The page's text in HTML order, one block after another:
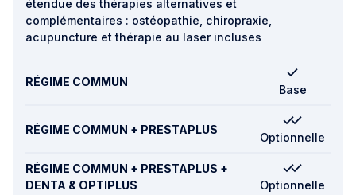
étendue des thérapies alternatives et
complémentaires : ostéopathie, chiropraxie,
acupuncture et thérapie au laser incluses
RÉGIME COMMUN
Base
RÉGIME COMMUN + PRESTAPLUS
Optionnelle
RÉGIME COMMUN + PRESTAPLUS +
DENTA & OPTIPLUS
Optionnelle